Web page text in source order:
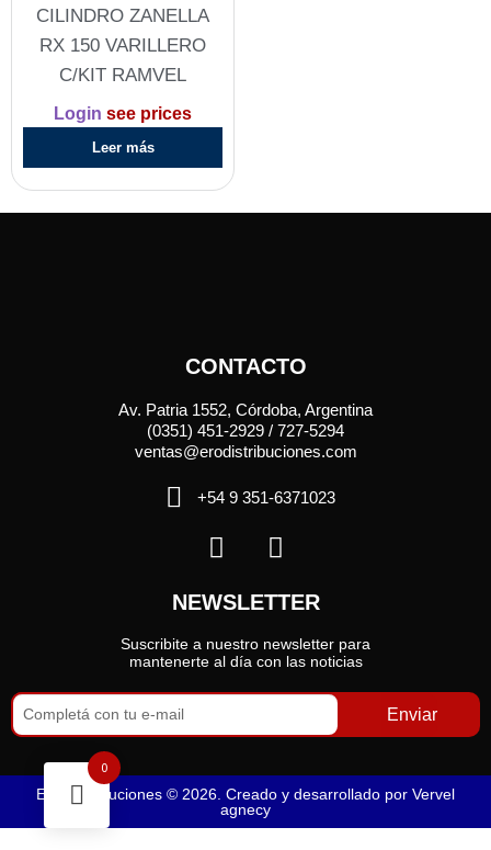
CILINDRO ZANELLA
RX 150 VARILLERO
C/KIT RAMVEL
Login see prices
Leer más
CONTACTO
Av. Patria 1552, Córdoba, Argentina
(0351) 451-2929 / 727-5294
ventas@erodistribuciones.com
+54 9 351-6371023
NEWSLETTER
Suscribite a nuestro newsletter para
mantenerte al día con las noticias
Enviar
Ero Distribuciones © 2026. Creado y desarrollado por Vervel
agnecy
0